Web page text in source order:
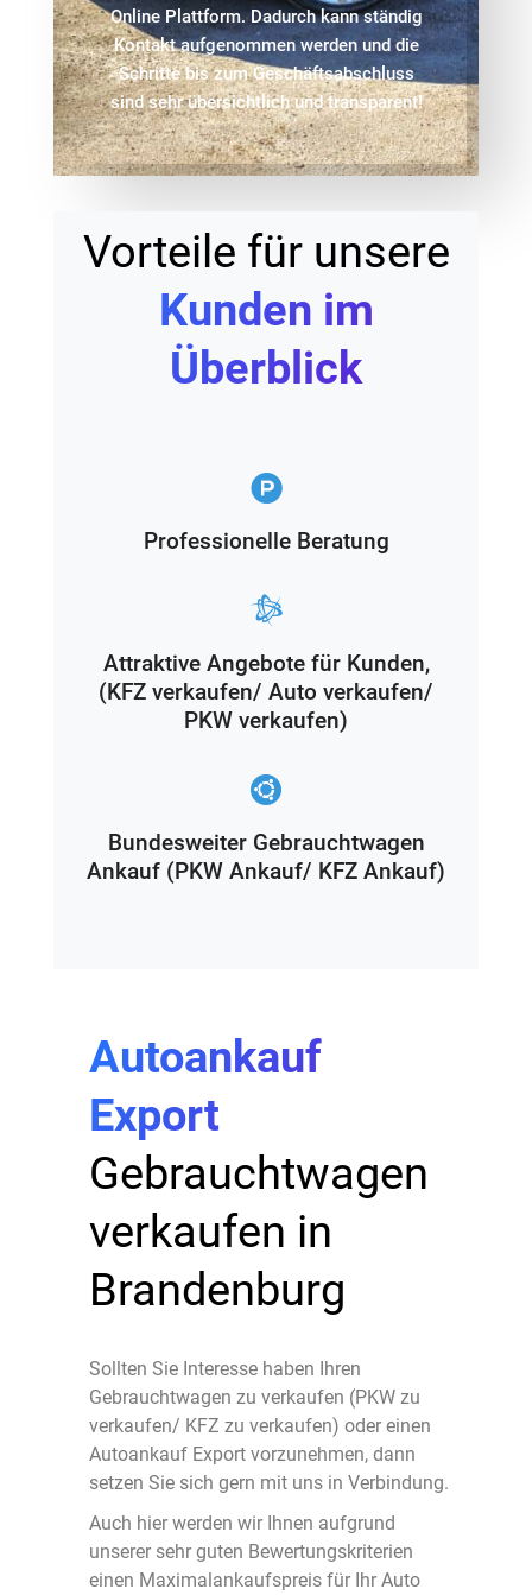
Online Plattform. Dadurch kann ständig
Kontakt aufgenommen werden und die
Schritte bis zum Geschäftsabschluss
sind sehr übersichtlich und transparent!
Vorteile für unsere
Kunden im
Überblick
Professionelle Beratung
Attraktive Angebote für Kunden,
(KFZ verkaufen/ Auto verkaufen/
PKW verkaufen)
Bundesweiter Gebrauchtwagen
Ankauf (PKW Ankauf/ KFZ Ankauf)
Autoankauf
Export
Gebrauchtwagen
verkaufen in
Brandenburg
Sollten Sie Interesse haben Ihren
Gebrauchtwagen zu verkaufen (PKW zu
verkaufen/ KFZ zu verkaufen) oder einen
Autoankauf Export vorzunehmen, dann
setzen Sie sich gern mit uns in Verbindung.
Auch hier werden wir Ihnen aufgrund
unserer sehr guten Bewertungskriterien
einen Maximalankaufspreis für Ihr Auto